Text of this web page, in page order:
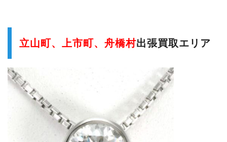
立山町、上市町、舟橋村出張買取エリア